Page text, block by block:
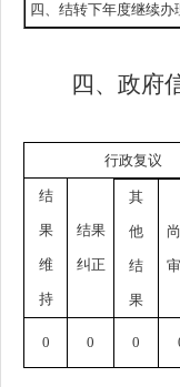
四、结转下年度继续办
四、政府
行政复议
结
果
维
持
结果
纠正
其
他
结
果
0 0 0